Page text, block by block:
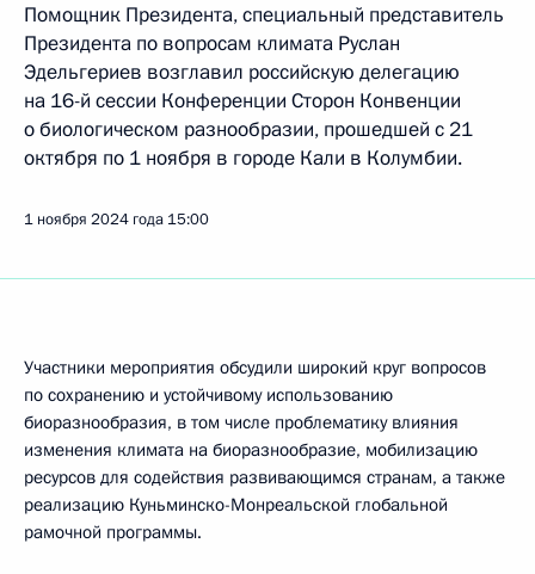
Помощник Президента, специальный представитель
Президента по вопросам климата Руслан
Эдельгериев возглавил российскую делегацию
на 16-й сессии Конференции Сторон Конвенции
о биологическом разнообразии, прошедшей с 21
октября по 1 ноября в городе Кали в Колумбии.
1 ноября 2024 года 15:00
Участники мероприятия обсудили широкий круг вопросов
по сохранению и устойчивому использованию
биоразнообразия, в том числе проблематику влияния
изменения климата на биоразнообразие, мобилизацию
ресурсов для содействия развивающимся странам, а также
реализацию Куньминско-Монреальской глобальной
рамочной программы.